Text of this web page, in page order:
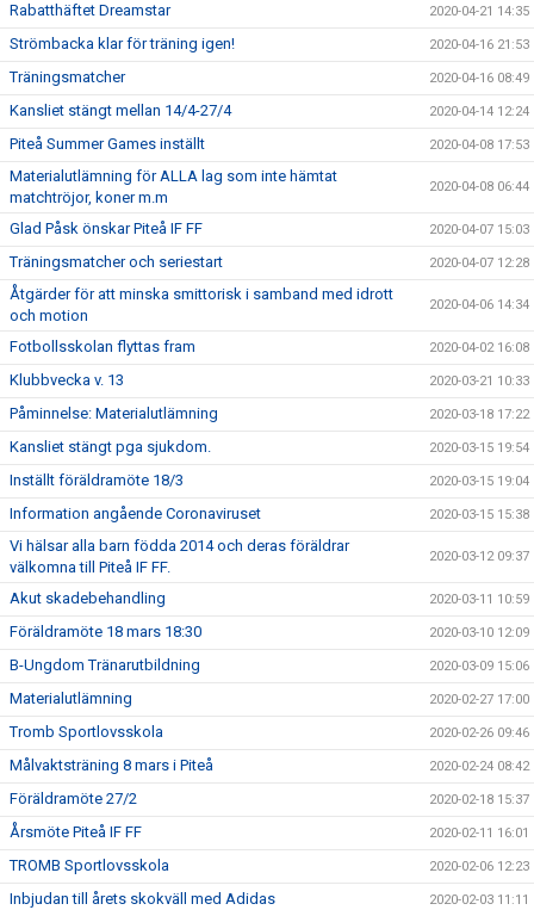
Rabatthäftet Dreamstar 2020-04-21 14:35
Strömbacka klar för träning igen! 2020-04-16 21:53
Träningsmatcher 2020-04-16 08:49
Kansliet stängt mellan 14/4-27/4 2020-04-14 12:24
Piteå Summer Games inställt 2020-04-08 17:53
Materialutlämning för ALLA lag som inte hämtat
matchtröjor, koner m.m
2020-04-08 06:44
Glad Påsk önskar Piteå IF FF 2020-04-07 15:03
Träningsmatcher och seriestart 2020-04-07 12:28
Åtgärder för att minska smittorisk i samband med idrott
och motion
2020-04-06 14:34
Fotbollsskolan flyttas fram 2020-04-02 16:08
Klubbvecka v. 13 2020-03-21 10:33
Påminnelse: Materialutlämning 2020-03-18 17:22
Kansliet stängt pga sjukdom. 2020-03-15 19:54
Inställt föräldramöte 18/3 2020-03-15 19:04
Information angående Coronaviruset 2020-03-15 15:38
Vi hälsar alla barn födda 2014 och deras föräldrar
välkomna till Piteå IF FF.
2020-03-12 09:37
Akut skadebehandling 2020-03-11 10:59
Föräldramöte 18 mars 18:30 2020-03-10 12:09
B-Ungdom Tränarutbildning 2020-03-09 15:06
Materialutlämning 2020-02-27 17:00
Tromb Sportlovsskola 2020-02-26 09:46
Målvaktsträning 8 mars i Piteå 2020-02-24 08:42
Föräldramöte 27/2 2020-02-18 15:37
Årsmöte Piteå IF FF 2020-02-11 16:01
TROMB Sportlovsskola 2020-02-06 12:23
Inbjudan till årets skokväll med Adidas 2020-02-03 11:11